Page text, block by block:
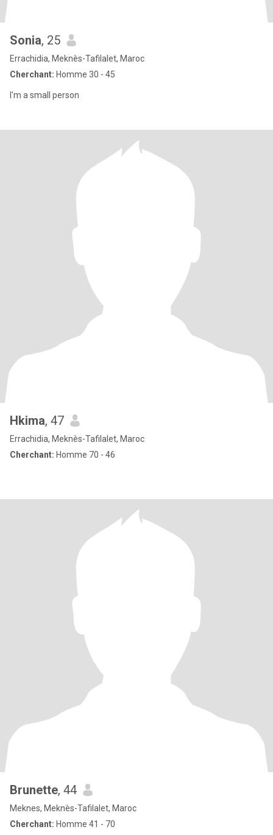
Sonia, 25
Errachidia, Meknès-Tafilalet, Maroc
Cherchant: Homme 30 - 45
I'm a small person
Hkima, 47
Errachidia, Meknès-Tafilalet, Maroc
Cherchant: Homme 70 - 46
Brunette, 44
Meknes, Meknès-Tafilalet, Maroc
Cherchant: Homme 41 - 70